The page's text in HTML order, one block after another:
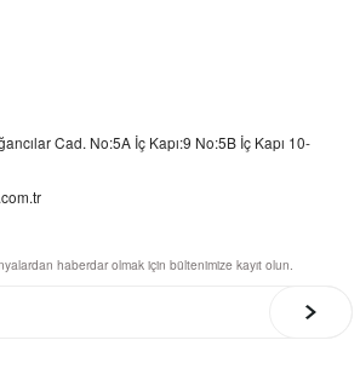
Cad. No:5A İç Kapı:9 No:5B İç Kapı 10-
haberdar olmak için bültenimize kayıt olun.